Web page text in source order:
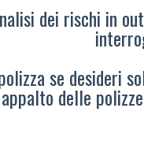
dei rischi in
se desideri
delle